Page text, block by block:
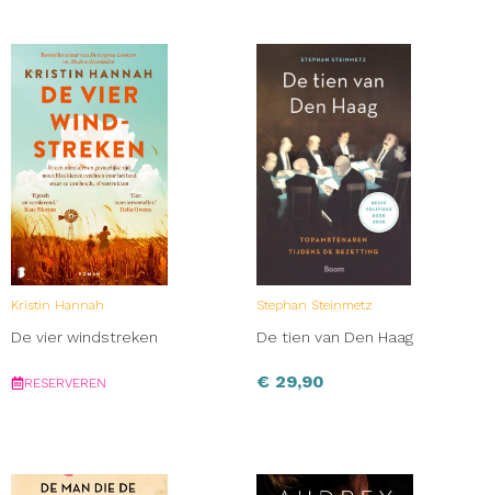
Kristin Hannah
De vier windstreken
RESERVEREN
Stephan Steinmetz
De tien van Den Haag
€ 29,90